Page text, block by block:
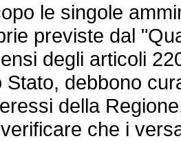
le singole
previste dal
degli articoli
Stato, debbono
della
che i